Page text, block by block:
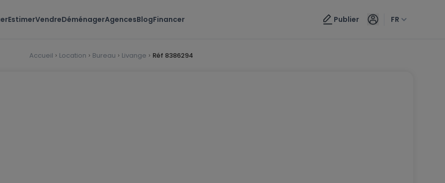
EstimerVendreDéménagerAgencesBlogFinancer Publier FR
Accueil Location Bureau Livange Réf 8386294